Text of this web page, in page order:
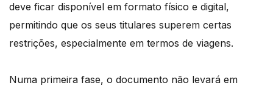
deve ficar disponível em formato físico e digital,
permitindo que os seus titulares superem certas
restrições, especialmente em termos de viagens.
Numa primeira fase, o documento não levará em